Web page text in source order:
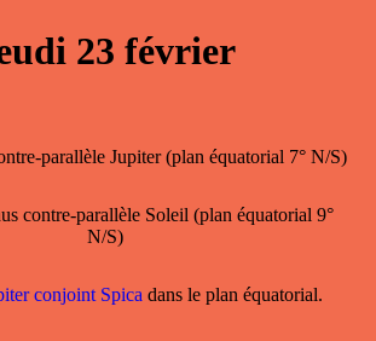
23 février
parallèle Jupiter (plan équatorial 7° N/S)
contre-parallèle Soleil (plan équatorial 9°
N/S)
conjoint Spica dans le plan équatorial.